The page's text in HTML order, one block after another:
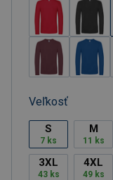
Veľkosť
S
7 ks
M
11 ks
3XL
43 ks
4XL
49 ks